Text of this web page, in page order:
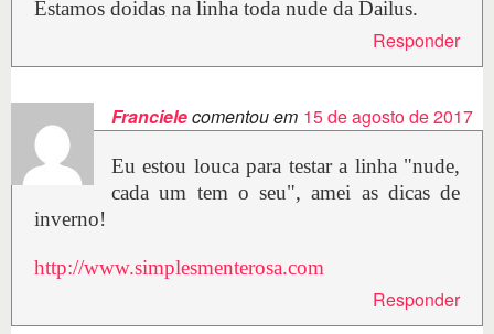
Estamos doidas na linha toda nude da Dailus.
Responder
Francielecomentou em 15 de agosto de 2017
Eu estou louca para testar a linha "nude,
cada um tem o seu", amei as dicas de
inverno!
http://www.simplesmenterosa.com
Responder